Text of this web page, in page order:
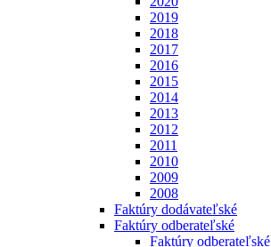
2019
2018
2017
2016
2015
2014
2013
2012
2011
2010
2009
2008
Faktúry dodávateľské
Faktúry odberateľské
Faktúry